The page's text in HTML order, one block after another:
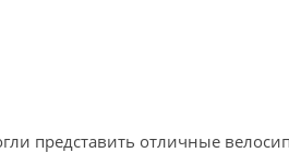
представить отличные